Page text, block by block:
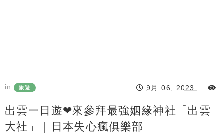
in 旅遊 9月 06, 2023
出雲一日遊❤來參拜最強姻緣神社「出雲
大社」｜日本失心瘋俱樂部